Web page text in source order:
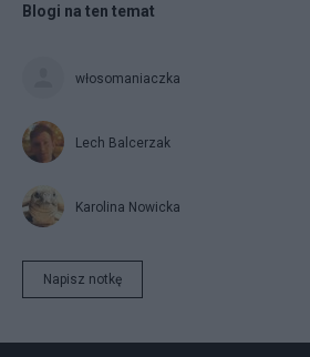
Blogi na ten temat
włosomaniaczka
Lech Balcerzak
Karolina Nowicka
Napisz notkę